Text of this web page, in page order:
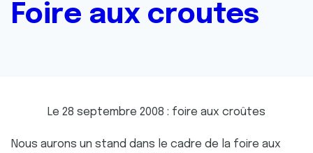
Foire aux croutes
Le 28 septembre 2008 : foire aux croûtes
Nous aurons un stand dans le cadre de la foire aux